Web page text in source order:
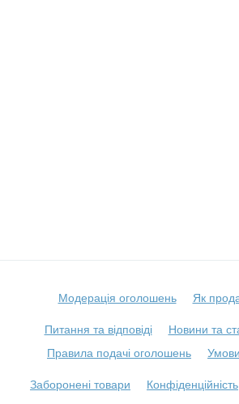
Модерація оголошень
Як
Питання та відповіді
Новини та
Правила подачі оголошень
Заборонені товари
Конфіденційність